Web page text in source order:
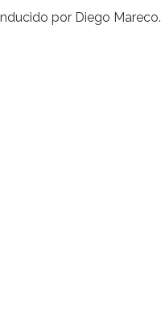
por Diego Mareco.